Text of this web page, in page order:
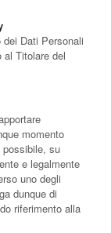
Dati Personali
al Titolare del
momento
possibile, su
e legalmente
uno degli
dunque di
riferimento alla